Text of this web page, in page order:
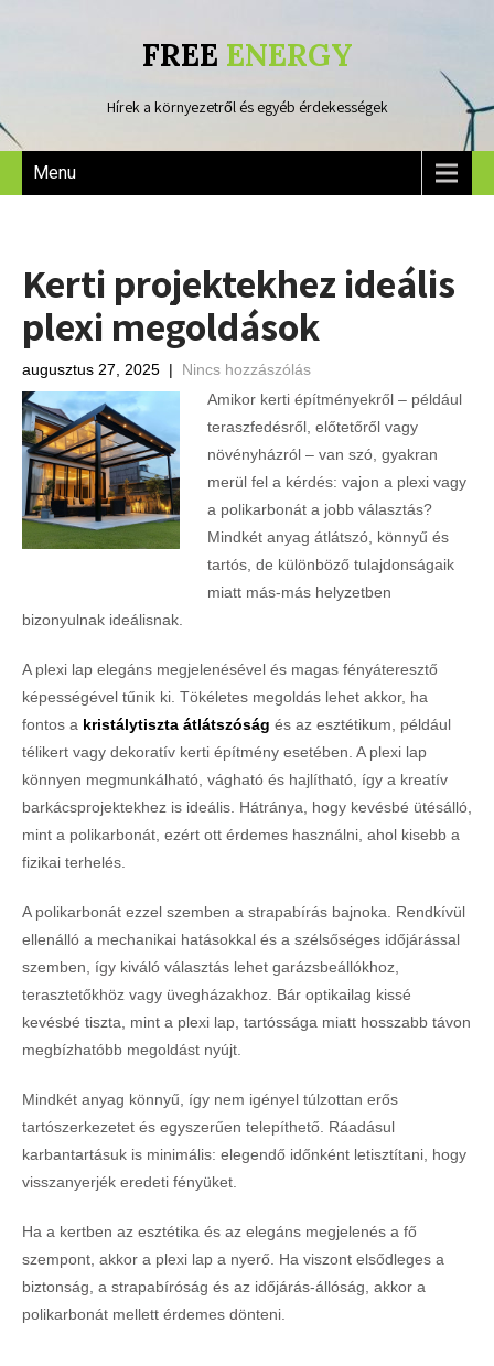
FREE ENERGY
Hírek a környezetről és egyéb érdekességek
Menu
Kerti projektekhez ideális
plexi megoldások
augusztus 27, 2025 | Nincs hozzászólás
Amikor kerti építményekről – például
teraszfedésről, előtetőről vagy
növényházról – van szó, gyakran
merül fel a kérdés: vajon a plexi vagy
a polikarbonát a jobb választás?
Mindkét anyag átlátszó, könnyű és
tartós, de különböző tulajdonságaik
miatt más-más helyzetben
bizonyulnak ideálisnak.
A plexi lap elegáns megjelenésével és magas fényáteresztő
képességével tűnik ki. Tökéletes megoldás lehet akkor, ha
fontos a kristálytiszta átlátszóság és az esztétikum, például
télikert vagy dekoratív kerti építmény esetében. A plexi lap
könnyen megmunkálható, vágható és hajlítható, így a kreatív
barkácsprojektekhez is ideális. Hátránya, hogy kevésbé ütésálló,
mint a polikarbonát, ezért ott érdemes használni, ahol kisebb a
fizikai terhelés.
A polikarbonát ezzel szemben a strapabírás bajnoka. Rendkívül
ellenálló a mechanikai hatásokkal és a szélsőséges időjárással
szemben, így kiváló választás lehet garázsbeállókhoz,
terasztetőkhöz vagy üvegházakhoz. Bár optikailag kissé
kevésbé tiszta, mint a plexi lap, tartóssága miatt hosszabb távon
megbízhatóbb megoldást nyújt.
Mindkét anyag könnyű, így nem igényel túlzottan erős
tartószerkezetet és egyszerűen telepíthető. Ráadásul
karbantartásuk is minimális: elegendő időnként letisztítani, hogy
visszanyerjék eredeti fényüket.
Ha a kertben az esztétika és az elegáns megjelenés a fő
szempont, akkor a plexi lap a nyerő. Ha viszont elsődleges a
biztonság, a strapabíróság és az időjárás-állóság, akkor a
polikarbonát mellett érdemes dönteni.